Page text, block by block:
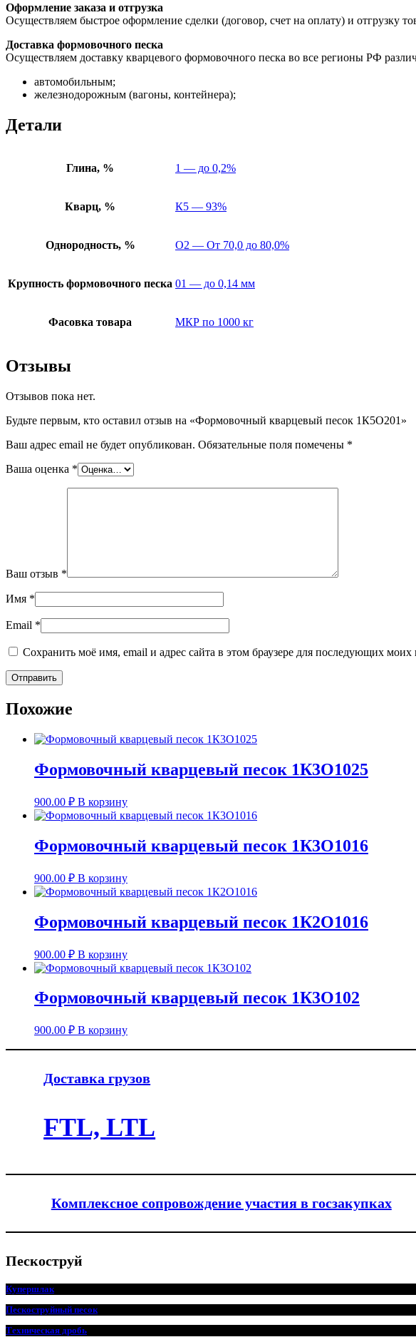
Оформление заказа и отгрузка
Осуществляем быстрое оформление сделки (договор, счет на оплату) и отгрузку
Доставка формовочного песка
Осуществляем доставку кварцевого формовочного песка во все регионы РФ
автомобильным;
железнодорожным (вагоны, контейнера);
Детали
Глина, % 1 — до 0,2%
Кварц, % К5 — 93%
Однородность, % О2 — От 70,0 до 80,0%
Крупность формовочного песка 01 — до 0,14 мм
Фасовка товара МКР по 1000 кг
Отзывы
Отзывов пока нет.
Будьте первым, кто оставил отзыв на «Формовочный кварцевый песок 1К5О201»
Ваш адрес email не будет опубликован. Обязательные поля помечены *
Ваша оценка *
Ваш отзыв *
Имя *
Email *
Сохранить моё имя, email и адрес сайта в этом браузере для последующих моих
Похожие
Формовочный кварцевый песок 1К3О1025
900.00 ₽ В корзину
Формовочный кварцевый песок 1К3О1016
900.00 ₽ В корзину
Формовочный кварцевый песок 1К2О1016
900.00 ₽ В корзину
Формовочный кварцевый песок 1К3О102
900.00 ₽ В корзину
Доставка грузов
FTL, LTL
Комплексное сопровождение участия в госзакупках
Пескоструй
Купершлак
Пескоструйный песок
Техническая дробь